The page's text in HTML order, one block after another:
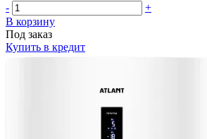
-
+
В корзину
Под заказ
Купить в кредит